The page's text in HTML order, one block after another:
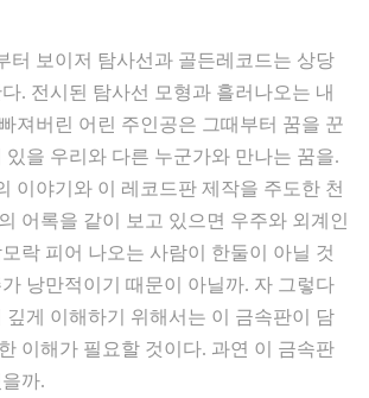
보이저 탐사선과 골든레코드는 상당
. 전시된 탐사선 모형과 흘러나오는 내
져버린 어린 주인공은 그때부터 꿈을 꾼
있을 우리와 다른 누군가와 만나는 꿈을.
이야기와 이 레코드판 제작을 주도한 천
어록을 같이 보고 있으면 우주와 외계인
락 피어 나오는 사람이 한둘이 아닐 것
낭만적이기 때문이 아닐까. 자 그렇다
깊게 이해하기 위해서는 이 금속판이 담
이해가 필요할 것이다. 과연 이 금속판
까.